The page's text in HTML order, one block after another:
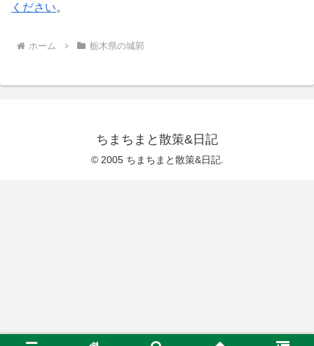
ください。
ホーム 栃木県の城郭
ちまちまと散策&日記
© 2005 ちまちまと散策&日記.